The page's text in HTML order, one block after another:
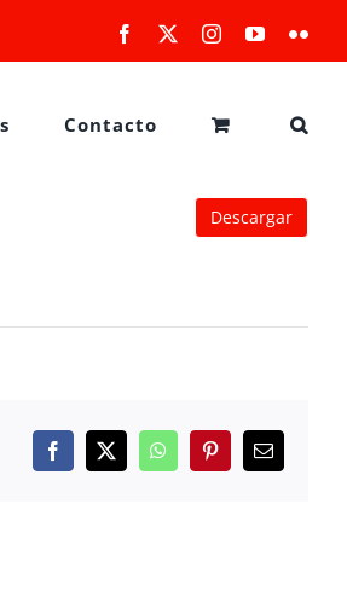
Facebook InstagramYouTube
Contacto
Descargar
Facebook
X WhatsAppPinterestCorreo
electrónico